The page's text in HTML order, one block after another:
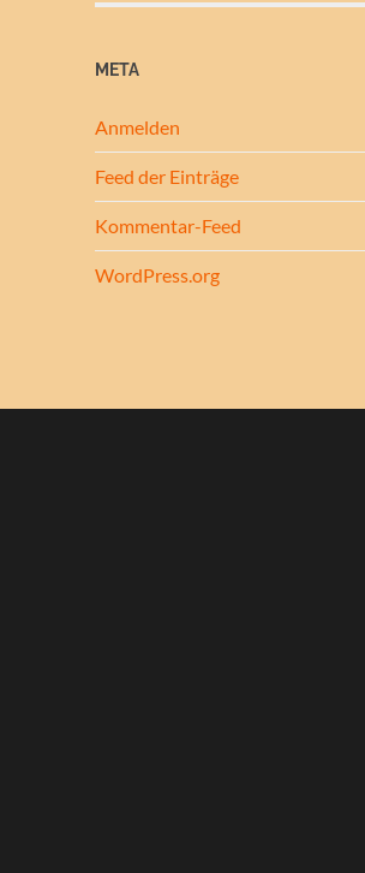
META
Anmelden
Feed der Einträge
Kommentar-Feed
WordPress.org